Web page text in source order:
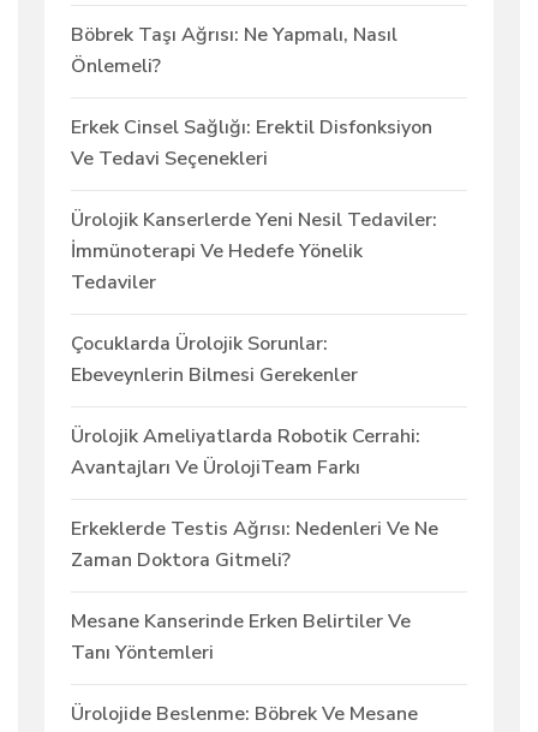
Böbrek Taşı Ağrısı: Ne Yapmalı, Nasıl
Önlemeli?
Erkek Cinsel Sağlığı: Erektil Disfonksiyon
Ve Tedavi Seçenekleri
Ürolojik Kanserlerde Yeni Nesil Tedaviler:
İmmünoterapi Ve Hedefe Yönelik
Tedaviler
Çocuklarda Ürolojik Sorunlar:
Ebeveynlerin Bilmesi Gerekenler
Ürolojik Ameliyatlarda Robotik Cerrahi:
Avantajları Ve ÜrolojiTeam Farkı
Erkeklerde Testis Ağrısı: Nedenleri Ve Ne
Zaman Doktora Gitmeli?
Mesane Kanserinde Erken Belirtiler Ve
Tanı Yöntemleri
Ürolojide Beslenme: Böbrek Ve Mesane